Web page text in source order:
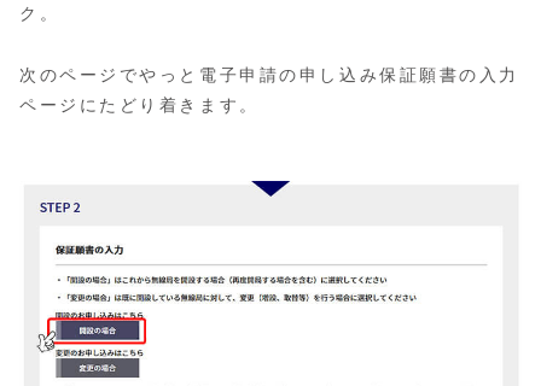
ク。
次のページでやっと電子申請の申し込み保証願書の入力
ページにたどり着きます。